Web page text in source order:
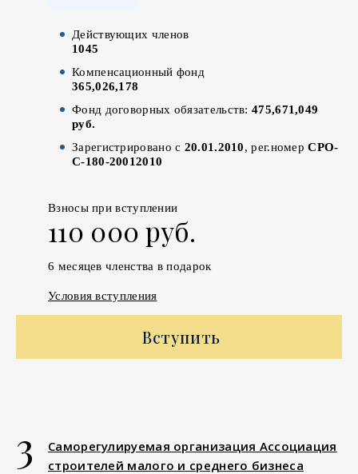
Действующих членов
1045
Компенсационный фонд
365,026,178
Фонд договорных обязательств: 475,671,049
руб.
Зарегистрировано с 20.01.2010, рег.номерСРО-
С-180-20012010
Взносы при вступлении
110 000 руб.
6 месяцев членства в подарок
Условия вступления
Вступить
3
Саморегулируемая организация Ассоциация
строителей малого и среднего бизнеса